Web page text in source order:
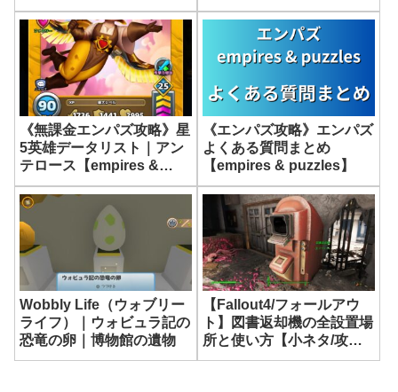
puzzles】
Island》
《無課金エンパズ攻略》星
5英雄データリスト｜アン
テロース【empires &
puzzles】
《エンパズ攻略》エンパズ
よくある質問まとめ
【empires & puzzles】
Wobbly Life（ウォブリー
ライフ）｜ウォビュラ記の
恐竜の卵｜博物館の遺物
【Fallout4/フォールアウ
ト】図書返却機の全設置場
所と使い方【小ネタ/攻
略】